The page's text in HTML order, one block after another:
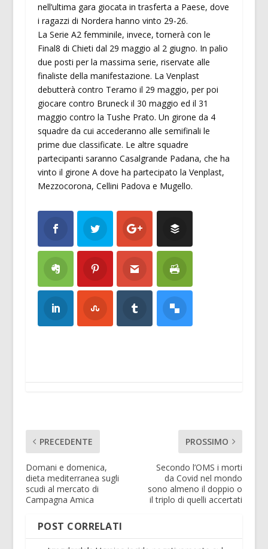
nell’ultima gara giocata in trasferta a Paese, dove
i ragazzi di Nordera hanno vinto 29-26.
La Serie A2 femminile, invece, tornerà con le
Final8 di Chieti dal 29 maggio al 2 giugno. In palio
due posti per la massima serie, riservate alle
finaliste della manifestazione. La Venplast
debutterà contro Teramo il 29 maggio, per poi
giocare contro Bruneck il 30 maggio ed il 31
maggio contro la Tushe Prato. Un girone da 4
squadre da cui accederanno alle semifinali le
prime due classificate. Le altre squadre
partecipanti saranno Casalgrande Padana, che ha
vinto il girone A dove ha partecipato la Venplast,
Mezzocorona, Cellini Padova e Mugello.
PRECEDENTE
Domani e domenica,
dieta mediterranea sugli
scudi al mercato di
Campagna Amica
PROSSIMO
Secondo l’OMS i morti
da Covid nel mondo
sono almeno il doppio o
il triplo di quelli accertati
POST CORRELATI